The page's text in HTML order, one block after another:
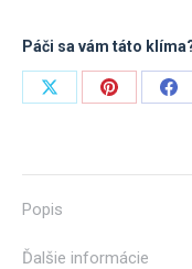
Páči sa vám táto
Share
Share
Popis
Ďalšie informácie